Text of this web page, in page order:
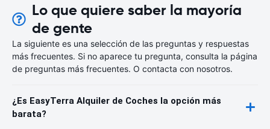
Lo que quiere saber la mayoría
de gente
La siguiente es una selección de las preguntas y respuestas
más frecuentes. Si no aparece tu pregunta, consulta la página
de preguntas más frecuentes. O contacta con nosotros.
¿Es EasyTerra Alquiler de Coches la opción más
barata?